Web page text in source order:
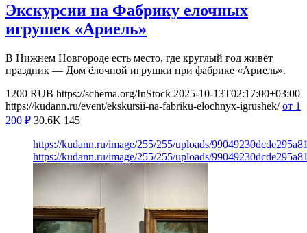
Экскурсии на Фабрику елочных
игрушек «Ариель»
В Нижнем Новгороде есть место, где круглый год живёт
праздник — Дом ёлочной игрушки при фабрике «Ариель».
1200 RUB https://schema.org/InStock 2025-10-13T02:17:00+03:00
https://kudann.ru/event/ekskursii-na-fabriku-elochnyx-igrushek/ от 1
200 ₽ 30.6K 145
https://kudann.ru/image/255/255/uploads/
https://kudann.ru/image/255/255/uploads/